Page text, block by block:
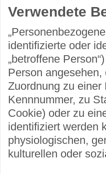
Verwendete
identifizierte oder
„betroffene
Person
Zuordnung zu
Kennnummer, zu
Cookie) oder zu
identifiziert werden
physiologischen,
kulturellen oder